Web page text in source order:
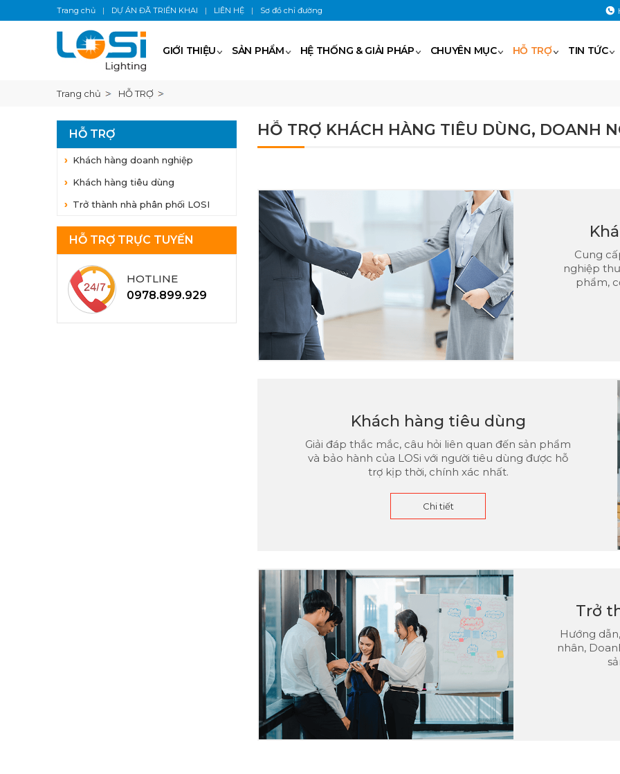
GIỚI THIỆU SẢN PHẨM HỆ THỐNG & GIẢI PHÁP CHUYÊN MỤC HỖ TRỢ TIN TỨC
Trang chủ HỖ TRỢ
HỖ TRỢ
Khách hàng doanh nghiệp
Khách hàng tiêu dùng
Trở thành nhà phân phối LOSI
HỖ TRỢ TRỰC TUYẾN
HOTLINE
0978.899.929
HỖ TRỢ KHÁCH HÀNG TIÊU DÙNG, DOANH
Cung
nghiệp
phẩm,
Khách hàng tiêu dùng
Giải đáp thắc mắc, câu hỏi liên quan đến sản phẩm
và bảo hành của LOSi với người tiêu dùng được hỗ
trợ kịp thời, chính xác nhất.
Chi tiết
Trở
Hướng
nhân,
Trang chủ | DỰ ÁN ĐÃ TRIỂN KHAI | LIÊN HỆ | Sơ đồ chỉ đường